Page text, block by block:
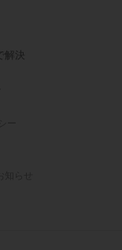
解決